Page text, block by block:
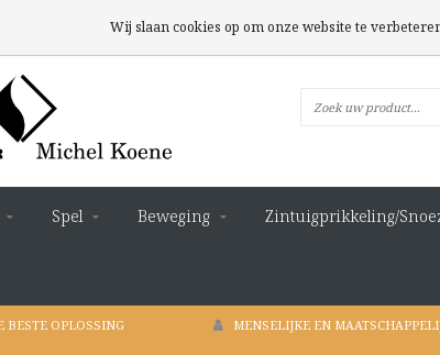
Spel Beweging Zintuigprikkeling/
BESTE OPLOSSING MENSELIJKE EN
Wij slaan cookies op om onze website te